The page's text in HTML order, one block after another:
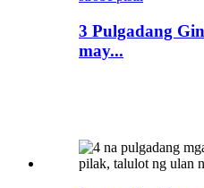
3 Pulgadang
may...